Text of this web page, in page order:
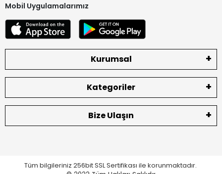
Mobil Uygulamalarımız
Kurumsal
Kategoriler
Bize Ulaşın
Tüm bilgileriniz 256bit SSL Sertifikası ile korunmaktadır.